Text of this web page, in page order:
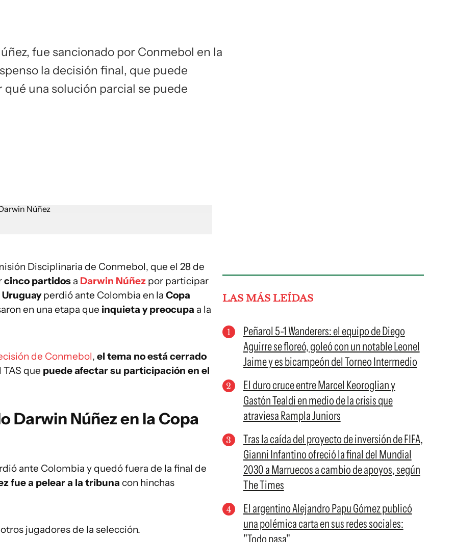
fue sancionado por Conmebol en la
la decisión final, que puede
una solución parcial se puede
Disciplinaria de Conmebol, que el 28 de
cinco partidos a Darwin Núñez por participar
Uruguayperdió ante Colombia en la Copa
en una etapa que inquieta y preocupa a la
de Conmebol, el tema no está cerrado
que puede afectar su participación en el
Darwin Núñez en la Copa
ante Colombia y quedó fuera de la final de
fue a pelear a la tribuna con hinchas
jugadores de la selección.
LAS MÁS LEÍDAS
Peñarol 5-1 Wanderers: el equipo de Diego
Aguirre se floreó, goleó con un notable Leonel
Jaime y es bicampeón del Torneo Intermedio
El duro cruce entre Marcel Keoroglian y
Gastón Tealdi en medio de la crisis que
atraviesa Rampla Juniors
Tras la caída del proyecto de inversión de FIFA,
Gianni Infantino ofreció la final del Mundial
2030 a Marruecos a cambio de apoyos, según
The Times
El argentino Alejandro Papu Gómez publicó
una polémica carta en sus redes sociales:
"Todo pasa"